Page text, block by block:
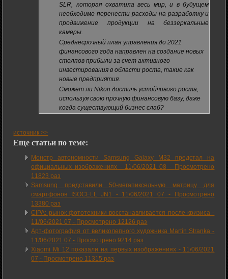
SLR, которая охватила весь мир, и в будущем
необходимо перенести расходы на разработку и
продвижение продукции на беззеркальные
камеры.
Среднесрочный план управления до 2021
финансового года направлен на создание новых
столпов прибыли за счет активного
инвестирования в области роста, такие как
новые предприятия.
Сможет ли Nikon достичь устойчивого роста,
используя свою прочную финансовую базу, даже
когда существующий бизнес слаб?
источник >>
Еще статьи по теме:
Монстр автономности Samsung Galaxy M32 предстал на
официальных изображениях - 11/06/2021 08 - Просмотрено
11823 раз
Samsung представили 50-мегапиксельную матрицу для
смартфонов ISOCELL JN1 - 11/06/2021 07 -
Просмотрено
13380 раз
CIPA: рынок фототехники восстанавливается после кризиса -
11/06/2021 07 - Просмотрено 12126 раз
Арт-фотография от великолепного художника Martin Stranka -
11/06/2021 07 - Просмотрено 9214 раз
Xiaomi Mi 12 показали на первых изображениях - 11/06/2021
07 - Просмотрено 11315 раз